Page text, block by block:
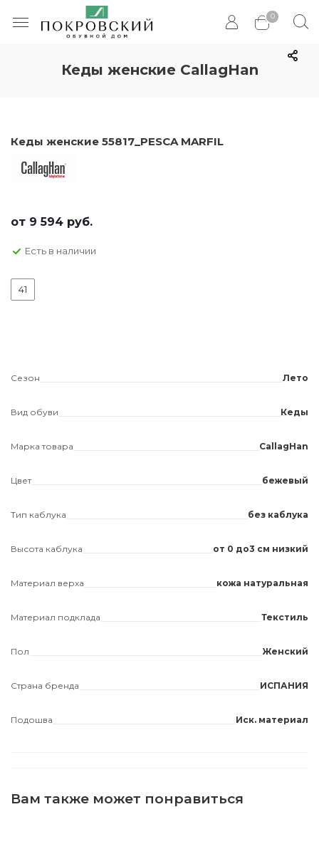
0
Кеды женские CallagHan
Кеды женские 55817_PESCA MARFIL
от 9 594 руб.
Есть в наличии
41
Сезон Лето
Вид обуви Кеды
Марка товара CallagHan
Цвет бежевый
Тип каблука без каблука
Высота каблука от 0 до3 см низкий
Материал верха кожа натуральная
Материал подклада Текстиль
Пол Женский
Страна бренда ИСПАНИЯ
Подошва Иск. материал
Вам также может понравиться